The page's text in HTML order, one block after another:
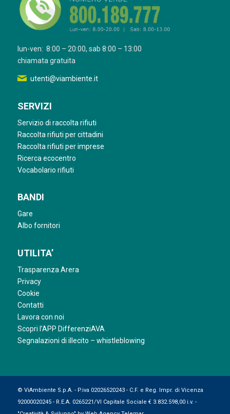
lun-ven: 8:00 – 20:00, sab 8:00 – 13:00
chiamata gratuita
utenti@viambiente.it
SERVIZI
Servizio di raccolta rifiuti
Raccolta rifiuti per cittadini
Raccolta rifiuti per imprese
Ricerca ecocentro
Vocabolario rifiuti
BANDI
Gare
Albo fornitori
UTILITA’
Trasparenza Arera
Privacy
Cookie
Contatti
Lavora con noi
Scopri l’APP DifferenziAVA
Segnalazioni di illecito – whistleblowing
© ViAmbiente S.p.A. - P.iva 02026520243 - C.F. e Reg. Impr. di Vicenza
92000020245 - R.E.A. 0265221/VI Capitale Sociale € 3.832.598,00 i.v. -